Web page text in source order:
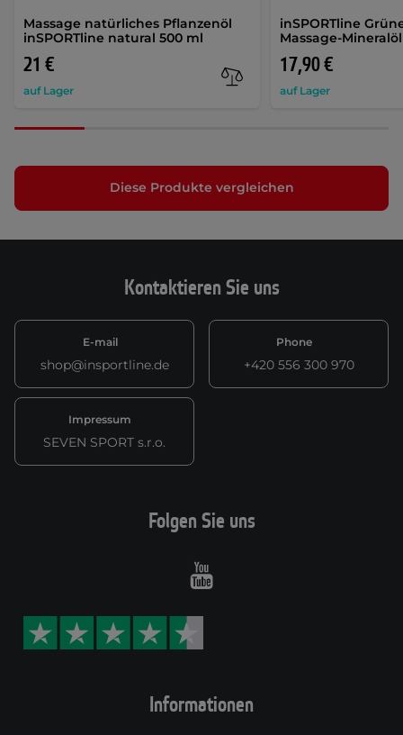
Massage natürliches Pflanzenöl
inSPORTline natural 500 ml
21 €
auf Lager
inSPORTline
Massage-Mineralöl
17,90 €
auf Lager
Diese Produkte vergleichen
Kontaktieren Sie uns
E-mail
shop@insportline.de
Phone
+420 556 300 970
Impressum
SEVEN SPORT s.r.o.
Informationen
Folgen Sie uns
Youtube